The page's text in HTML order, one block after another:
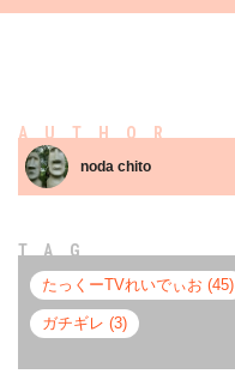
AUTHOR
noda chito
TAG
たっくーTVれいでぃお (45)
ガチギレ (3)